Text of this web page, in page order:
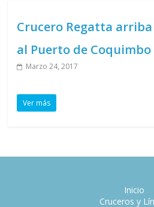
solo
Crucero Regatta
al Puerto de Coquimbo
Marzo 24, 2017
Ver más
Inicio
Cruceros y